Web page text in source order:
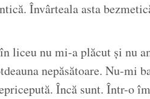
Învârteala asta
liceu nu mi-a plăcut și nu
nepăsătoare. Nu-mi
Încă sunt. Într-o